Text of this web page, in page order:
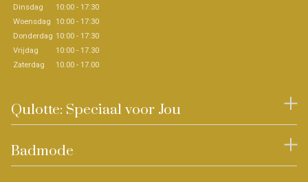
Dinsdag
10:00 - 17:30
Woensdag 10:00 - 17:30
Donderdag 10:00 - 17:30
Vrijdag
10:00 - 17.30
Zaterdag
10.00 - 17.00
Qulotte: Speciaal voor Jou
Badmode